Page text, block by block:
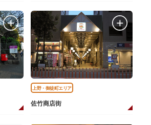
上野・御徒町エリア
佐竹商店街